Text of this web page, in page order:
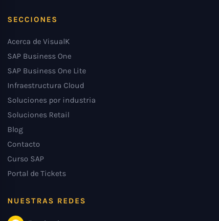
SECCIONES
Acerca de VisualK
SAP Business One
SAP Business One Lite
Infraestructura Cloud
Soluciones por industria
Soluciones Retail
Blog
Contacto
Curso SAP
Portal de Tickets
NUESTRAS REDES